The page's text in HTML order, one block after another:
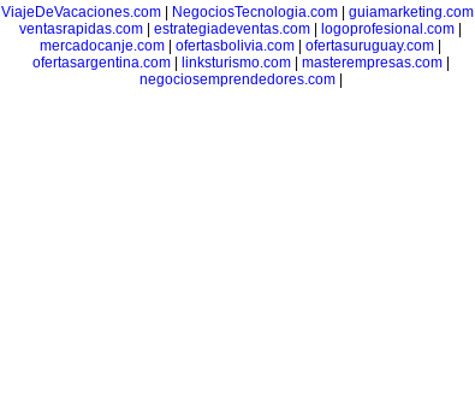
ViajeDeVacaciones.com| NegociosTecnologia.com| guiamarketing.com|
ventasrapidas.com
estrategiadeventas.com logoprofesional.com
mercadocanje.com
ofertasbolivia.com ofertasuruguay.com
ofertasargentina.com| linksturismo.com| masterempresas.com|
negociosemprendedores.com|